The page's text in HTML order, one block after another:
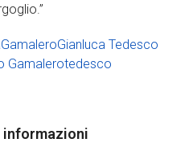
GamaleroGianluca Tedesco
Gamalerotedesco
informazioni